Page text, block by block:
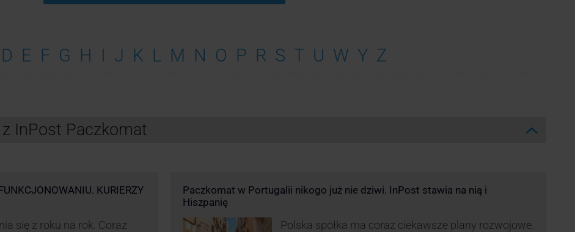
D E F G H I J K L M N O P R S T U W Y Z
InPost Paczkomat
KURIERZY
się z roku na rok. Coraz
Paczkomat w Portugalii nikogo już nie dziwi. InPost stawia na nią i
Hiszpanię
Polska spółka ma coraz ciekawsze plany rozwojowe.